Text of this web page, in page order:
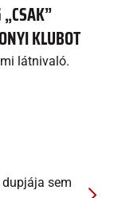
KLUBOT
látnivaló.
sem